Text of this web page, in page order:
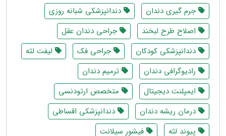
جرم گیری دندان
دندانپزشکی شبانه روزی
اصلاح طرح لبخند
جراحی دندان عقل
دندانپزشکی کودکان
جراحی فک
لیفت لثه
رادیوگرافی دندان
ترمیم دندان
ایمپلنت دیجیتال
متخصص ارتودنسی
درمان ریشه دندان
دندانپزشکی اقساطی
پیوند لثه
فیشور سیلانت